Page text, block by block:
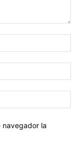
navegador la